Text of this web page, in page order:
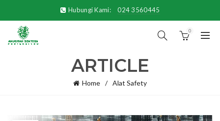
Hubungi Kami: 024 3560445
0
ARTICLE
Home Alat Safety